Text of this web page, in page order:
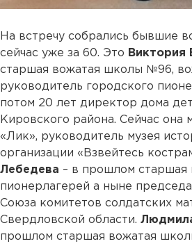
На встречу собрались бывшие
сейчас уже за 60. Это Виктория
старшая вожатая школы №96,
руководитель городского
потом 20 лет директор дома
Кировского района. Сейчас она
«Лик», руководитель музея
организации «Взвейтесь
Лебедева – в прошлом старшая
пионерлагерей а ныне
Союза комитетов солдатских
Свердловской области.
прошлом старшая вожатая